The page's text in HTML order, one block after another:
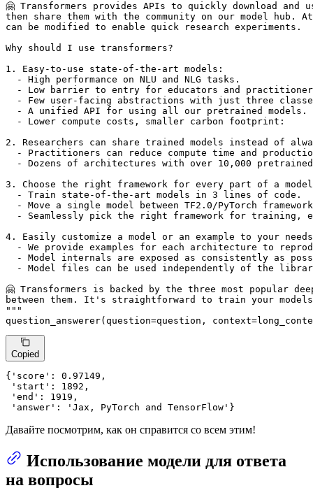
🤗 Transformers provides APIs to quickly download
then share them with the community on our model
can be modified to enable quick research experiments.
Why should I use transformers?
1. Easy-to-use state-of-the-art models:
  - High performance on NLU and NLG tasks.
- Low barrier to entry for educators and
- Few user-facing abstractions with just three
  - A unified API for using all our pretrained models.
  - Lower compute costs, smaller carbon footprint:
2. Researchers can share trained models instead of
- Practitioners can reduce compute time and
- Dozens of architectures with over 10,000
3. Choose the right framework for every part of a
  - Train state-of-the-art models in 3 lines of code.
- Move a single model between TF2.0/PyTorch
- Seamlessly pick the right framework for training,
4. Easily customize a model or an example to your
- We provide examples for each architecture to
- Model internals are exposed as consistently as
- Model files can be used independently of the
🤗 Transformers is backed by the three most popular
between them. It's straightforward to train your
"""
question_answerer(question=question,
Copied
{ 'score' : 0.97149 ,
'start' : 1892 ,
'end' : 1919 ,
'answer' : 'Jax, PyTorch and TensorFlow' }
Давайте посмотрим, как он справится со всем этим!
Использование модели для ответа
на вопросы